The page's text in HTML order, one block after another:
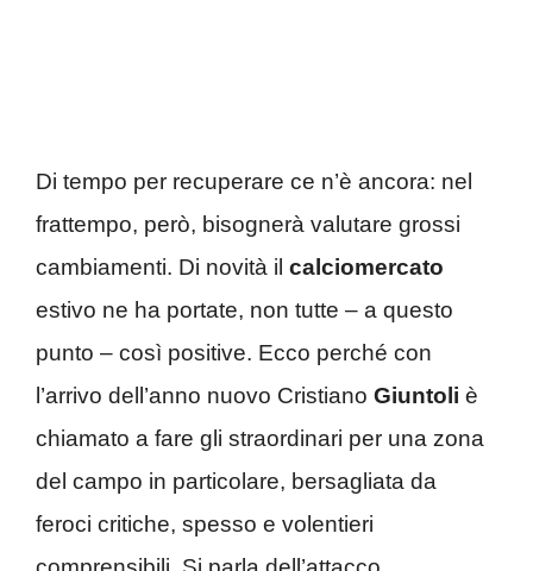
Di tempo per recuperare ce n’è ancora: nel
frattempo, però, bisognerà valutare grossi
cambiamenti. Di novità il calciomercato
estivo ne ha portate, non tutte – a questo
punto – così positive. Ecco perché con
l’arrivo dell’anno nuovo Cristiano Giuntoli è
chiamato a fare gli straordinari per una zona
del campo in particolare, bersagliata da
feroci critiche, spesso e volentieri